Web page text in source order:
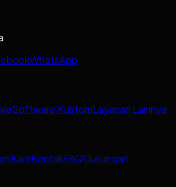
WhatsApp
Software KustomLayanan Lainnya
KarirKontakFAQDukungan